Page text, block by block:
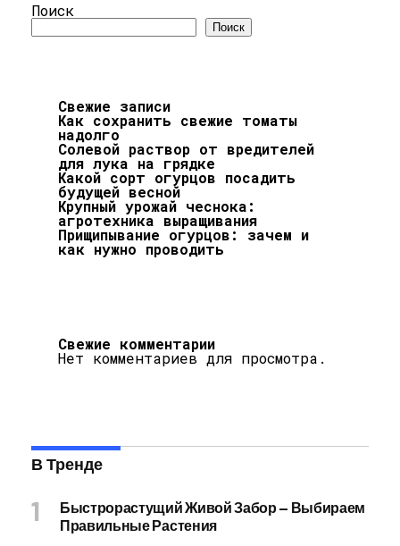
Поиск
Поиск
Свежие записи
Как сохранить свежие томаты
надолго
Солевой раствор от вредителей
для лука на грядке
Какой сорт огурцов посадить
будущей весной
Крупный урожай чеснока:
агротехника выращивания
Прищипывание огурцов: зачем и
как нужно проводить
Свежие комментарии
Нет комментариев для просмотра.
В Тренде
Быстрорастущий Живой Забор — Выбираем
Правильные Растения